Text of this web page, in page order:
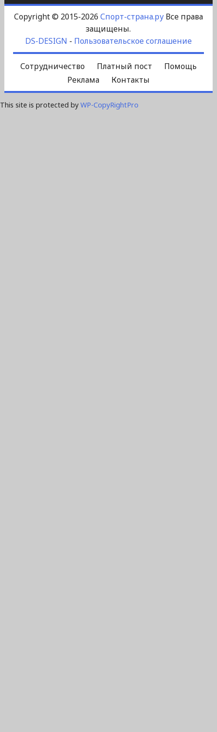
Copyright © 2015-2026 Спорт-страна.руВсе права
защищены.
DS-DESIGN - Пользовательское соглашение
Сотрудничество Платный пост
Помощь
Реклама
Контакты
This site is protected by WP-CopyRightPro